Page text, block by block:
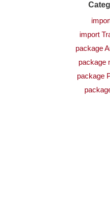
import
package
package
package